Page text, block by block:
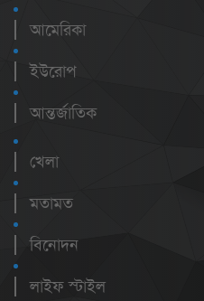
আমেরিকা
ইউরোপ
আন্তর্জাতিক
খেলা
মতামত
বিনোদন
লাইফ স্টাইল